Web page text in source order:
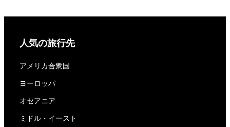
人気の旅行先
アメリカ合衆国
ヨーロッパ
オセアニア
ミドル・イースト